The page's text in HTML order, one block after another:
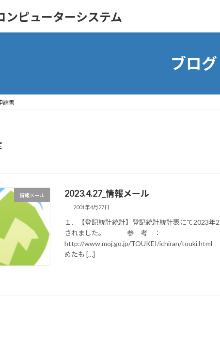
ンピューターシステム
ブログ
請書
情報メール 2023.4.27_情報メール
2001年4月27日
１．【登記統計統計】登記統計統計表にて2023年
されました。 参 考 ：
http://www.moj.go.jp/TOUKEI/ichiran/
めたも […]